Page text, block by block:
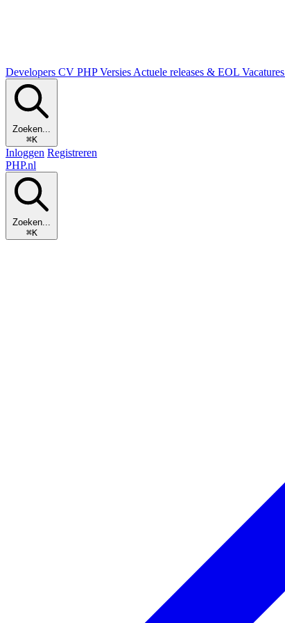
Developers CV PHP Versies Actuele releases & EOL Vacatures
Zoeken...
⌘K
Inloggen Registreren
PHP.nl
Zoeken...
⌘K